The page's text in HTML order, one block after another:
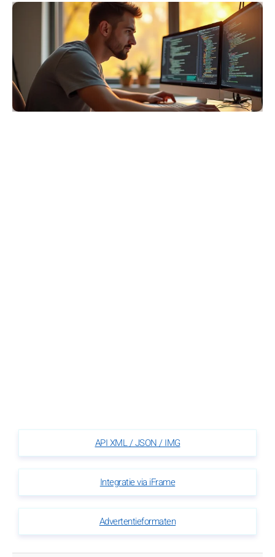
API XML / JSON / IMG
Integratie via iFrame
Advertentieformaten